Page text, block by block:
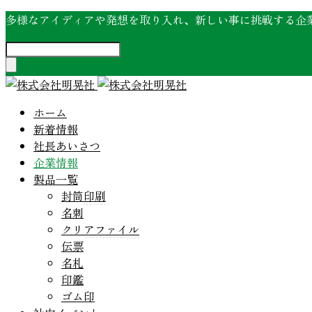
多様なアイディアや発想を取り入れ、新しい事に挑戦する企
ホーム
新着情報
社長あいさつ
企業情報
製品一覧
封筒印刷
名刺
クリアファイル
伝票
名札
印鑑
ゴム印